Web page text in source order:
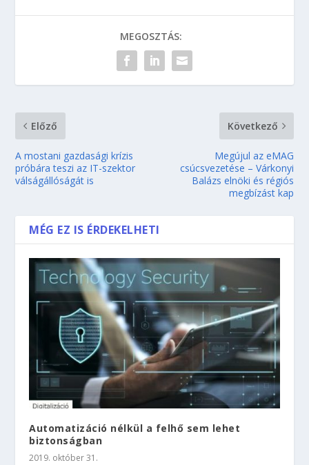
MEGOSZTÁS:
Előző
A mostani gazdasági krízis
próbára teszi az IT-szektor
válságállóságát is
Következő
Megújul az eMAG
csúcsvezetése – Várkonyi
Balázs elnöki és régiós
megbízást kap
MÉG EZ IS ÉRDEKELHETI
Automatizáció nélkül a felhő sem lehet
biztonságban
2019. október 31.